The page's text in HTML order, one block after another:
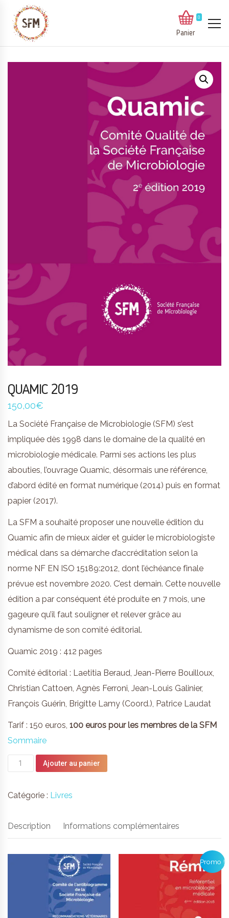
0
Panier
QUAMIC 2019
150,00€
La Société Française de Microbiologie (SFM) s’est
impliquée dès 1998 dans le domaine de la qualité en
microbiologie médicale. Parmi ses actions les plus
abouties, l’ouvrage Quamic, désormais une référence,
d’abord édité en format numérique (2014) puis en format
papier (2017).
La SFM a souhaité proposer une nouvelle édition du
Quamic afin de mieux aider et guider le microbiologiste
médical dans sa démarche d’accréditation selon la
norme NF EN ISO 15189:2012, dont l’échéance finale
prévue est novembre 2020. C’est demain. Cette nouvelle
édition a par conséquent été produite en 7 mois, une
gageure qu’il faut souligner et relever grâce au
dynamisme de son comité éditorial.
Quamic 2019 : 412 pages
Comité éditorial : Laetitia Beraud, Jean-Pierre Bouilloux,
Christian Cattoen, Agnès Ferroni, Jean-Louis Galinier,
François Guérin, Brigitte Lamy (Coord.), Patrice Laudat
Tarif : 150 euros, 100 euros pour les membres de la SFM
Sommaire
quantité
de
Ajouter au panier
Catégorie : Livres
Description Informations complémentaires
Promo !